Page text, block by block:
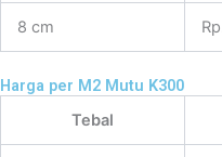
8 cm
Harga per M2 Mutu K300
Tebal